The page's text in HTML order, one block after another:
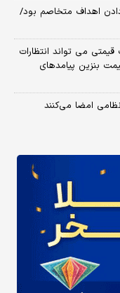
اهداف متخاصم بود/
می تواند انتظارات
بنزین پیامدهای